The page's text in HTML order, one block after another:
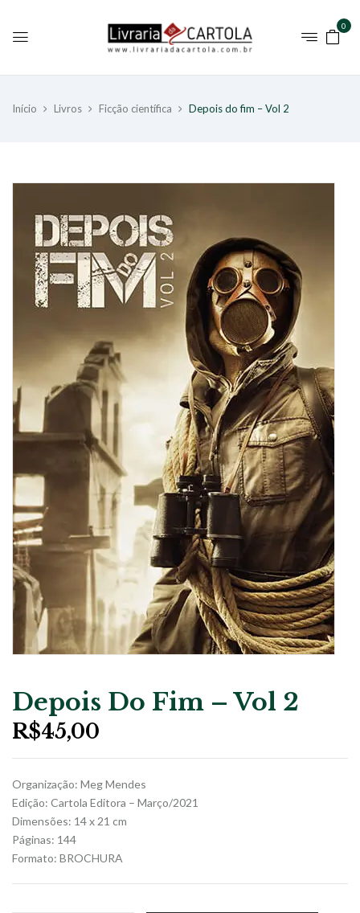
0
Início Livros Ficção científica Depois do fim – Vol 2
Depois Do Fim – Vol 2
R$45,00
Organização: Meg Mendes
Edição: Cartola Editora – Março/2021
Dimensões: 14 x 21 cm
Páginas: 144
Formato: BROCHURA